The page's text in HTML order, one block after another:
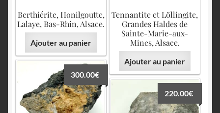
Berthiérite, Honilgoutte,
Lalaye, Bas-Rhin, Alsace.
Ajouter au panier
Tennantite et Löllingite,
Grandes Haldes de
Sainte-Marie-aux-
Mines, Alsace.
Ajouter au panier
300.00€
220.00€